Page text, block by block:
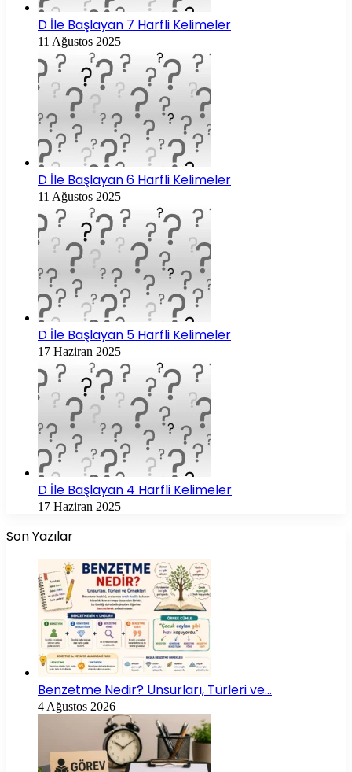
D İle Başlayan 7 Harfli Kelimeler
11 Ağustos 2025
D İle Başlayan 6 Harfli Kelimeler
11 Ağustos 2025
D İle Başlayan 5 Harfli Kelimeler
17 Haziran 2025
D İle Başlayan 4 Harfli Kelimeler
17 Haziran 2025
Son Yazılar
Benzetme Nedir? Unsurları, Türleri ve…
4 Ağustos 2026